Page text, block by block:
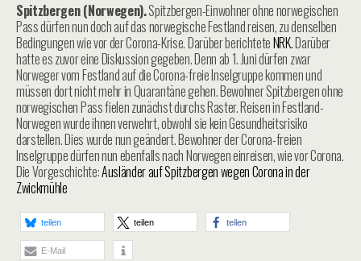
Spitzbergen (Norwegen).Spitzbergen-Einwohner ohne norwegischen
Pass dürfen nun doch auf das norwegische Festland reisen, zu denselben
Bedingungen wie vor der Corona-Krise. Darüber berichteteNRK.Darüber
hatte es zuvor eine Diskussion gegeben. Denn ab 1. Juni dürfen zwar
Norweger vom Festland auf die Corona-freie Inselgruppe kommen und
müssen dort nicht mehr in Quarantäne gehen. Bewohner Spitzbergen ohne
norwegischen Pass fielen zunächst durchs Raster. Reisen in Festland-
Norwegen wurde ihnen verwehrt, obwohl sie kein Gesundheitsrisiko
darstellen. Dies wurde nun geändert. Bewohner der Corona-freien
Inselgruppe dürfen nun ebenfalls nach Norwegen einreisen, wie vor Corona.
Die Vorgeschichte:Ausländer auf Spitzbergen wegen Corona in der
Zwickmühle
teilen teilen teilen
E-Mail